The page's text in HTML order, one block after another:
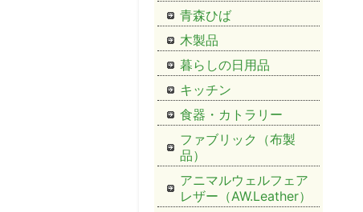
青森ひば
木製品
暮らしの日用品
キッチン
食器・カトラリー
ファブリック（布製
品）
アニマルウェルフェア
レザー（AW.Leather）